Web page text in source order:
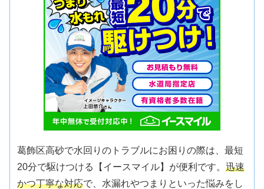
葛飾区高砂で水回りのトラブルにお困りの際は、最短
20分で駆けつける【イースマイル】が便利です。迅速
かつ丁寧な対応で、水漏れやつまりといった悩みをし